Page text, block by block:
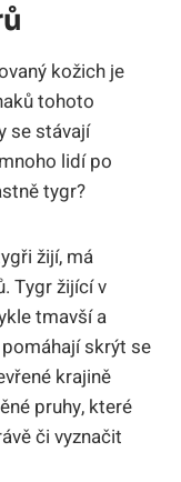
kožich je
tohoto
se stávají
lidí po
tygr?
žijí, má
Tygr žijící v
tmavší a
skrýt se
krajině
pruhy, které
či vyznačit